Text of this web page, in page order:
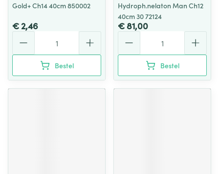
Gold+ Ch14 40cm 850002
€ 2,46
Bestel
Hydroph.nelaton Man Ch12
40cm 30 72124
€ 81,00
Bestel